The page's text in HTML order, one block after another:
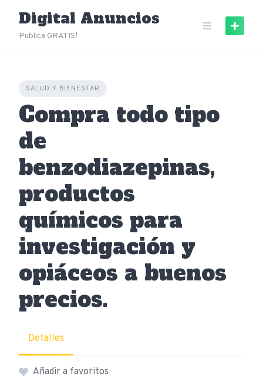
content
Digital Anuncios
Publica GRATIS!
SALUD Y BIENESTAR
Compra todo tipo
de
benzodiazepinas,
productos
químicos para
investigación y
opiáceos a buenos
precios.
Detalles
Añadir a favoritos